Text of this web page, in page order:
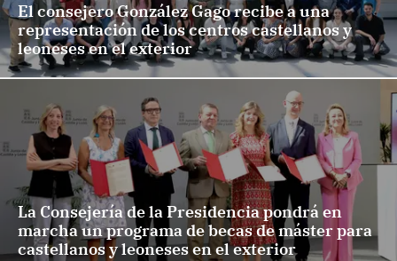
El consejero González Gago recibe a una
representación de los centros castellanos y
leoneses en el exterior
La Consejería de la Presidencia pondrá en
marcha un programa de becas de máster para
castellanos y leoneses en el exterior